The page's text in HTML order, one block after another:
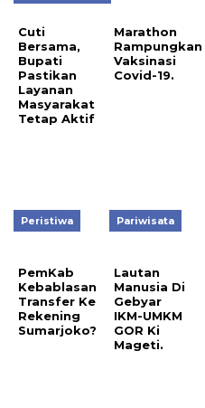
Cuti
Bersama,
Bupati
Pastikan
Layanan
Masyarakat
Tetap Aktif
Marathon
Rampungkan
Vaksinasi
Covid-19.
Peristiwa
PemKab
Kebablasan
Transfer Ke
Rekening
Sumarjoko?
Pariwisata
Lautan
Manusia Di
Gebyar
IKM-UMKM
GOR Ki
Mageti.